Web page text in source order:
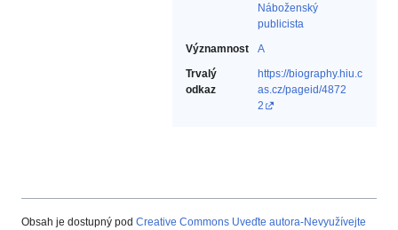
Náboženský
publicista‎
Významnost
A
Trvalý
odkaz
https://biography.hiu.c
as.cz/pageid/4872
2
Obsah je dostupný pod Creative Commons Uveďte autora-Nevyužívejte